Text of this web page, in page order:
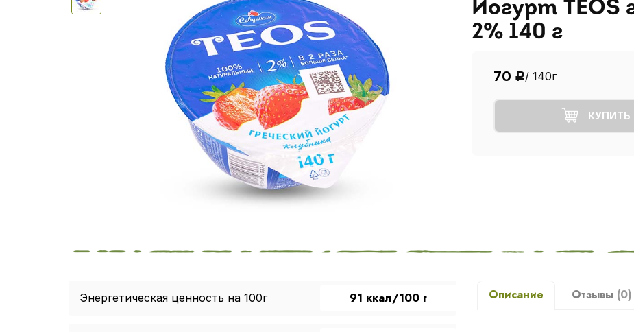
Йогурт TEOS
2% 140 г
70 Р/ 140г
КУПИТЬ
Энергетическая ценность на 100г 91 ккал/100 г Описание Отзывы (0)